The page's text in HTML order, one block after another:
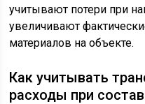
учитывают потери при
увеличивают
материалов на объекте.
Как учитывать
расходы при